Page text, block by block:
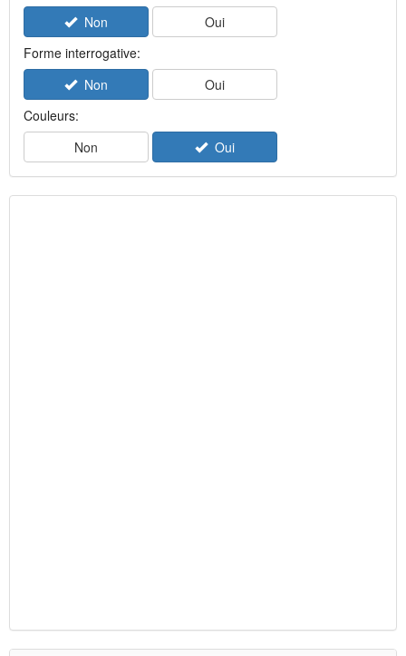
Non
Oui
Forme interrogative:
Non
Oui
Couleurs:
Non
Oui